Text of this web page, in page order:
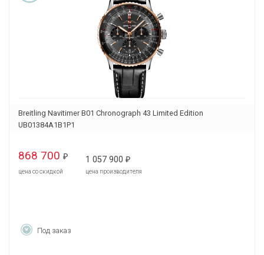
Breitling Navitimer B01 Chronograph 43 Limited Edition
UB01384A1B1P1
868 700 ₽
цена со скидкой
1 057 900 ₽
цена производителя
Под заказ